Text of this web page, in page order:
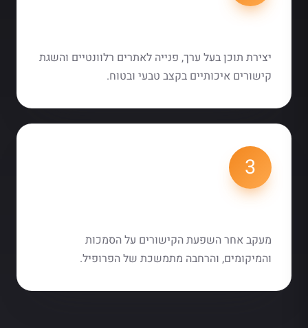
יצירת תוכן בעל ערך, פנייה לאתרים רלוונטיים והשגת
קישורים איכותיים בקצב טבעי ובטוח.
3
מעקב אחר השפעת הקישורים על הסמכות
והמיקומים, והרחבה מתמשכת של הפרופיל.